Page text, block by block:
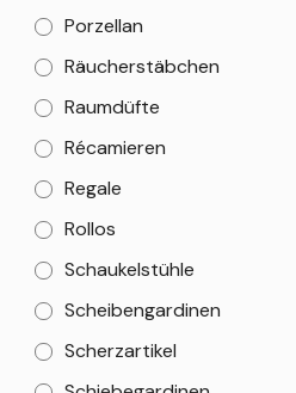
Porzellan
Räucherstäbchen
Raumdüfte
Récamieren
Regale
Rollos
Schaukelstühle
Scheibengardinen
Scherzartikel